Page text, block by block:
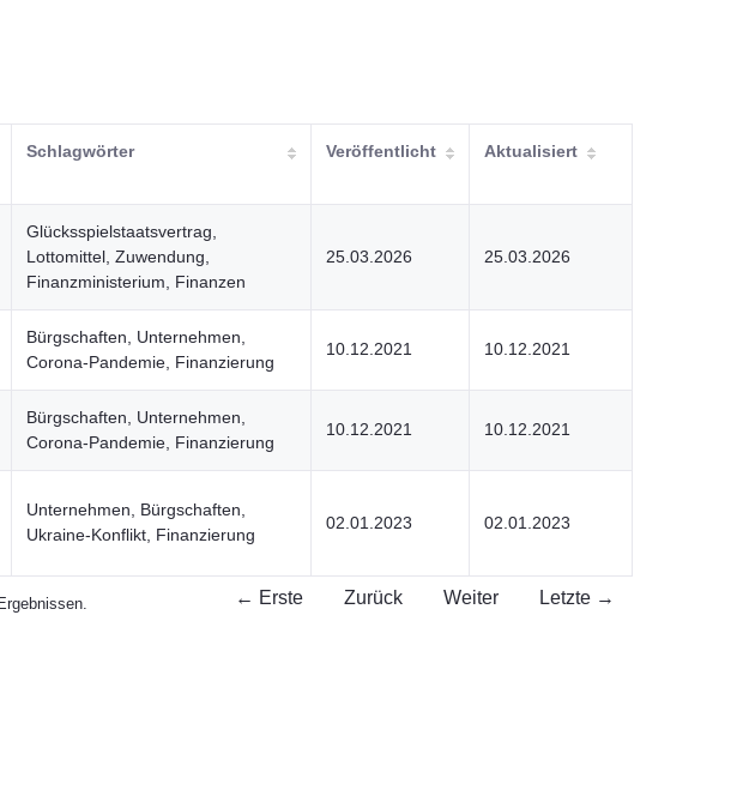
Schlagwörter Veröffentlicht Aktualisiert
Glücksspielstaatsvertrag,
Lottomittel, Zuwendung,
Finanzministerium, Finanzen
25.03.2026 25.03.2026
Bürgschaften, Unternehmen,
Corona-Pandemie, Finanzierung
10.12.2021 10.12.2021
Bürgschaften, Unternehmen,
Corona-Pandemie, Finanzierung
10.12.2021 10.12.2021
Unternehmen, Bürgschaften,
Ukraine-Konflikt, Finanzierung
02.01.2023 02.01.2023
← Erste Zurück Weiter Letzte →